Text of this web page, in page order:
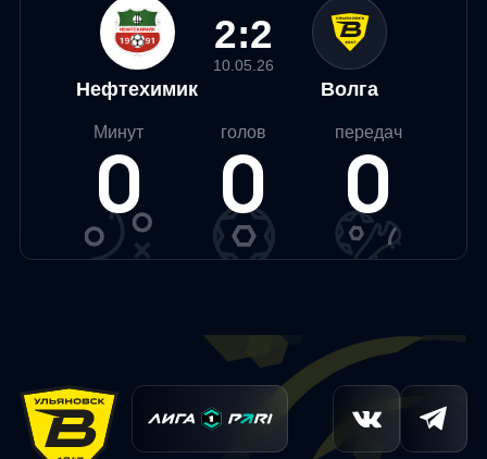
Нефтехимик
2:2
10.05.26
Волга
Минут
0
голов
0
передач
0